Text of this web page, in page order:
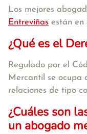
Los mejores
Entreviñas están en
¿Qué es el
Regulado por el
Mercantil se ocupa
relaciones de tipo
¿Cuáles son
un abogado